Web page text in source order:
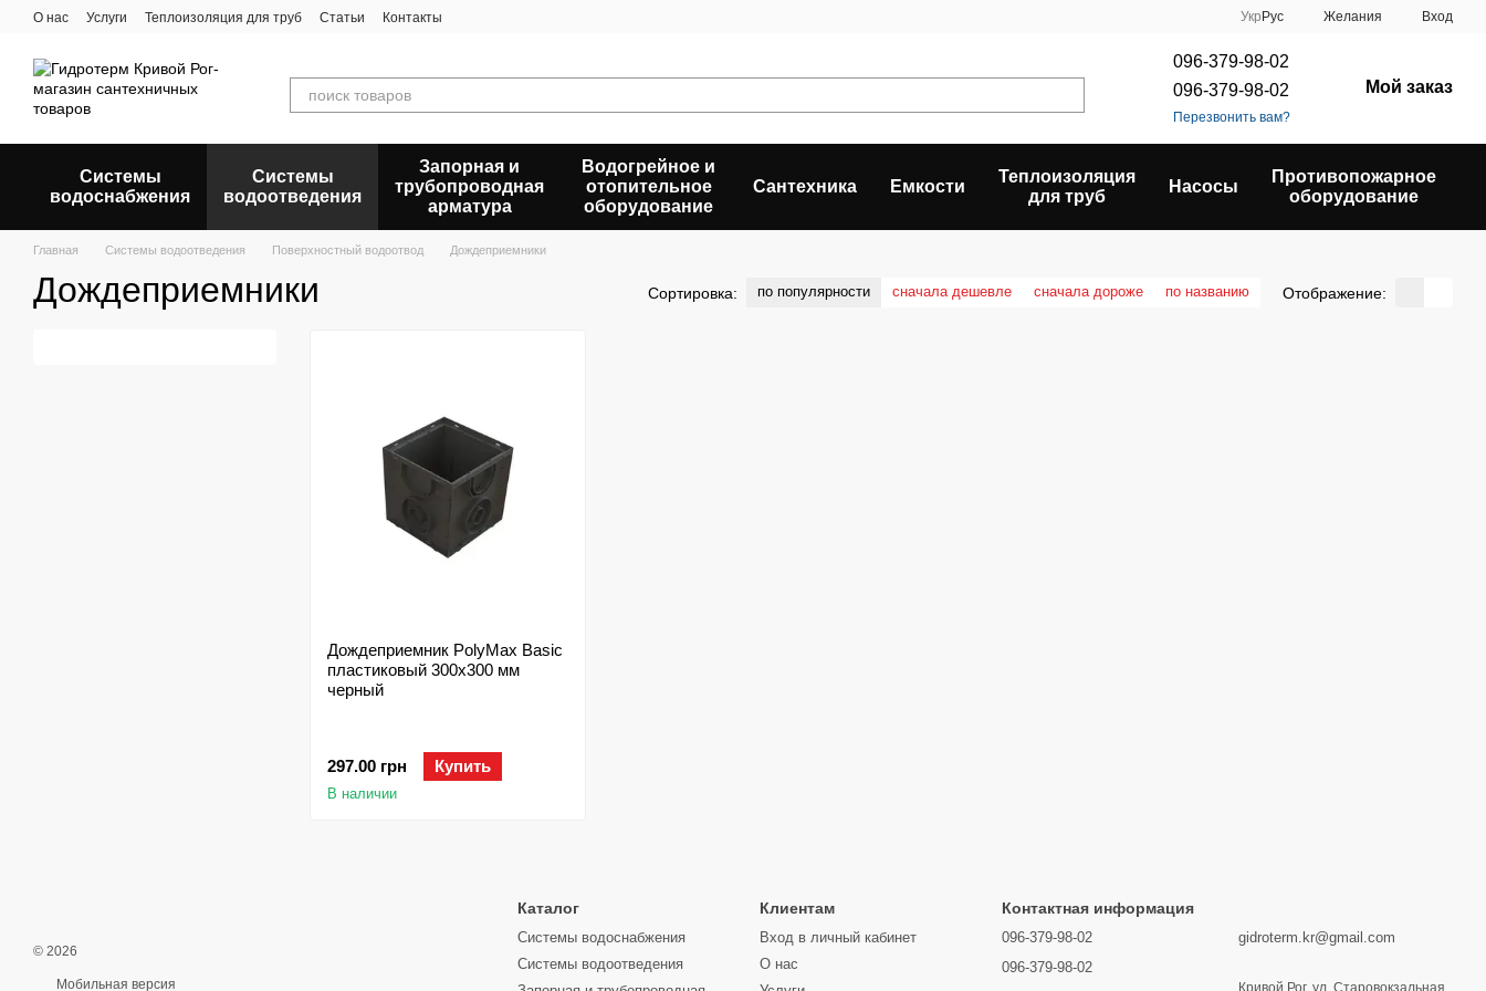
Перейти к основному контенту
О нас Услуги Теплоизоляция для труб Статьи Контакты Укр Рус Желания Вход
096-379-98-02
096-379-98-02
Перезвонить вам?
Мой заказ
Системы
водоснабжения
Системы
водоотведения
Запорная и
трубопроводная
арматура
Водогрейное и
отопительное
оборудование
Сантехника Емкости
Теплоизоляция
для труб
Насосы
Противопожарное
оборудование
Главная Системы водоотведения Поверхностный водоотвод Дождеприемники
Дождеприемники Сортировка: по популярности сначала дешевле сначала дороже по названию Отображение:
Дождеприемник PolyMax Basic
пластиковый 300х300 мм
черный
297.00 грн Купить
В наличии
© 2026
Мобильная версия
Каталог
Системы водоснабжения
Системы водоотведения
Клиентам
Вход в личный кабинет
О нас
Контактная информация
096-379-98-02
096-379-98-02
gidroterm.kr@gmail.com
Кривой Рог, ул. Старовокзальная